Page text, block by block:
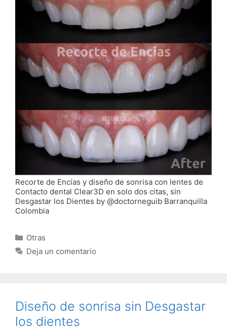
Recorte de Encías y diseño de sonrisa con lentes de
Contacto dental Clear3D en solo dos citas, sin
Desgastar los Dientes by @doctorneguib Barranquilla
Colombia
Categorías
Otras
Deja un comentario
Diseño de sonrisa sin Desgastar
los dientes